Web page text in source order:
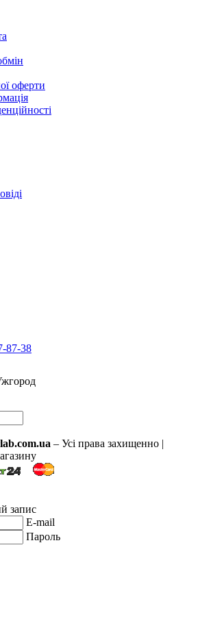
оферти
87-38
– Усі права захищенно |
запис
E-mail
Пароль